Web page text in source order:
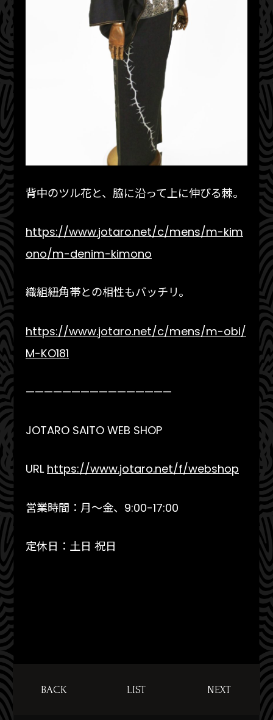
背中のツル花と、脇に沿って上に伸びる棘。
https://www.jotaro.net/c/mens/m-kim
ono/m-denim-kimono
織組紐角帯との相性もバッチリ。
https://www.jotaro.net/c/mens/m-obi/
M-KO181
————————————————
JOTARO SAITO WEB SHOP
URL https://www.jotaro.net/f/webshop
営業時間：月～金、9:00-17:00
定休日：土日 祝日
BACK LIST NEXT